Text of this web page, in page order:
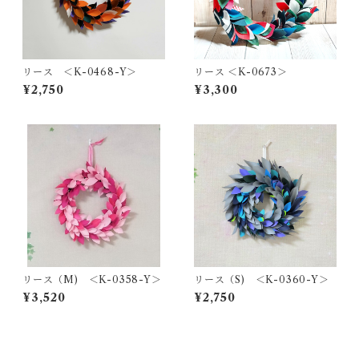
リース ＜K-0468-Y＞
¥2,750
リース ＜K-0673＞
¥3,300
リース（M) ＜K-0358-Y＞
¥3,520
リース（S) ＜K-0360-Y＞
¥2,750